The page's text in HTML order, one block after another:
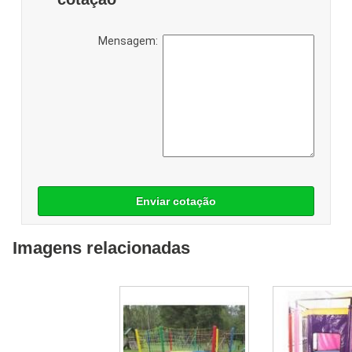
Mensagem:
Enviar cotação
Imagens relacionadas